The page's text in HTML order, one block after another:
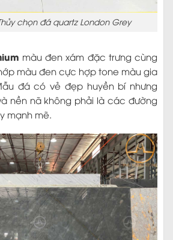
chọn đá quartz London Grey
màu đen xám đặc trưng cùng
màu đen cực hợp tone màu gia
đá có vẻ đẹp huyền bí nhưng
nền nã không phải là các đường
mạnh mẽ.